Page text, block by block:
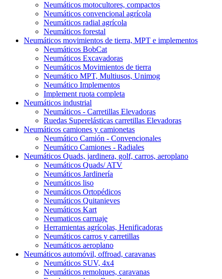
Neumáticos motocultores, compactos
Neumáticos convencional agrícola
Neumáticos radial agrícola
Neumáticos forestal
Neumáticos movimientos de tierra, MPT e implementos
Neumáticos BobCat
Neumáticos Excavadoras
Neumáticos Movimientos de tierra
Neumático MPT, Multiusos, Unimog
Neumático Implementos
Implement ruota completa
Neumáticos industrial
Neumáticos - Carretillas Elevadoras
Ruedas Superelásticas carretillas Elevadoras
Neumáticos camiones y camionetas
Neumático Camión - Convencionales
Neumático Camiones - Radiales
Neumáticos Quads, jardinera, golf, carros, aeroplano
Neumáticos Quads/ ATV
Neumáticos Jardinería
Neumáticos liso
Neumáticos Ortopédicos
Neumáticos Quitanieves
Neumáticos Kart
Neumaticos carruaje
Herramientas agrícolas, Henificadoras
Neumáticos carros y carretillas
Neumáticos aeroplano
Neumáticos automóvil, offroad, caravanas
Neumáticos SUV, 4x4
Neumáticos remolques, caravanas